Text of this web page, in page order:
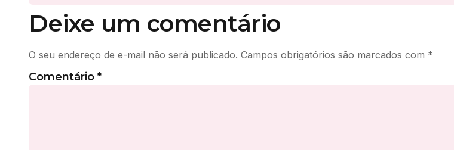
Deixe um comentário
O seu endereço de e-mail não será publicado. Campos obrigatórios são marcados com *
Comentário *